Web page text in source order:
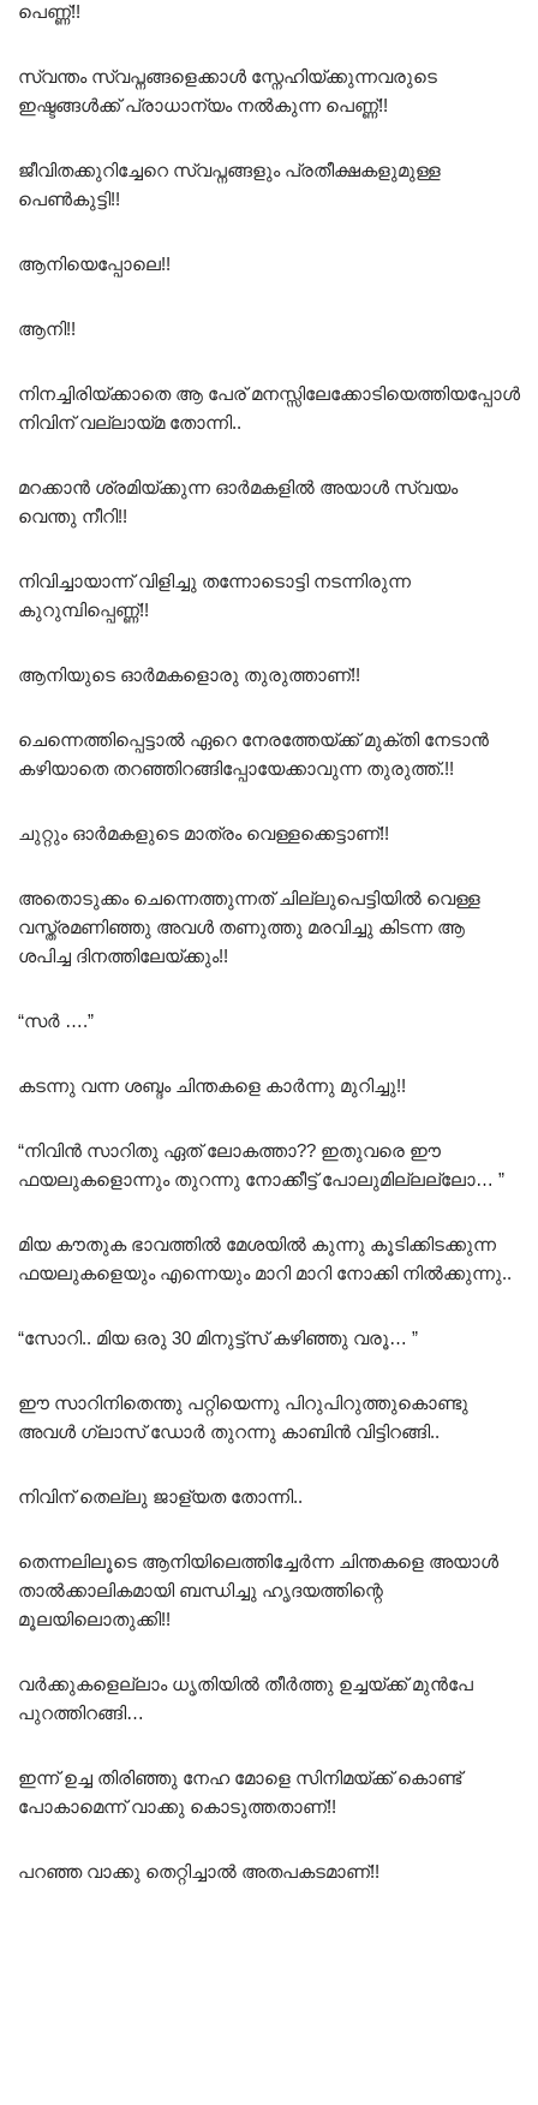
പെണ്ണ്!!
സ്വന്തം സ്വപ്നങ്ങളെക്കാൾ സ്നേഹിയ്ക്കുന്നവരുടെ
ഇഷ്ടങ്ങൾക്ക് പ്രാധാന്യം നൽകുന്ന പെണ്ണ്!!
ജീവിതക്കുറിച്ചേറെ സ്വപ്നങ്ങളും പ്രതീക്ഷകളുമുള്ള
പെൺകുട്ടി!!
ആനിയെപ്പോലെ!!
ആനി!!
നിനച്ചിരിയ്ക്കാതെ ആ പേര് മനസ്സിലേക്കോടിയെത്തിയപ്പോൾ
നിവിന് വല്ലായ്‌മ തോന്നി..
മറക്കാൻ ശ്രമിയ്ക്കുന്ന ഓർമകളിൽ അയാൾ സ്വയം
വെന്തു നീറി!!
നിവിച്ചായാന്ന് വിളിച്ചു തന്നോടൊട്ടി നടന്നിരുന്ന
കുറുമ്പിപ്പെണ്ണ്‌!!
ആനിയുടെ ഓർമകളൊരു തുരുത്താണ്!!
ചെന്നെത്തിപ്പെട്ടാൽ ഏറെ നേരത്തേയ്ക്ക് മുക്തി നേടാൻ
കഴിയാതെ തറഞ്ഞിറങ്ങിപ്പോയേക്കാവുന്ന തുരുത്ത്.!!
ചുറ്റും ഓർമകളുടെ മാത്രം വെള്ളക്കെട്ടാണ്!!
അതൊടുക്കം ചെന്നെത്തുന്നത് ചില്ലുപെട്ടിയിൽ വെള്ള
വസ്ത്രമണിഞ്ഞു അവൾ തണുത്തു മരവിച്ചു കിടന്ന ആ
ശപിച്ച ദിനത്തിലേയ്ക്കും!!
“സർ ….”
കടന്നു വന്ന ശബ്ദം ചിന്തകളെ കാർന്നു മുറിച്ചു!!
“നിവിൻ സാറിതു ഏത് ലോകത്താ?? ഇതുവരെ ഈ
ഫയലുകളൊന്നും തുറന്നു നോക്കീട്ട് പോലുമില്ലല്ലോ… ”
മിയ കൗതുക ഭാവത്തിൽ മേശയിൽ കുന്നു കൂടിക്കിടക്കുന്ന
ഫയലുകളെയും എന്നെയും മാറി മാറി നോക്കി നിൽക്കുന്നു..
“സോറി.. മിയ ഒരു 30 മിനുട്ട്സ് കഴിഞ്ഞു വരൂ… ”
ഈ സാറിനിതെന്തു പറ്റിയെന്നു പിറുപിറുത്തുകൊണ്ടു
അവൾ ഗ്ലാസ് ഡോർ തുറന്നു കാബിൻ വിട്ടിറങ്ങി..
നിവിന് തെല്ലു ജാള്യത തോന്നി..
തെന്നലിലൂടെ ആനിയിലെത്തിച്ചേർന്ന ചിന്തകളെ അയാൾ
താൽക്കാലികമായി ബന്ധിച്ചു ഹൃദയത്തിന്റെ
മൂലയിലൊതുക്കി!!
വർക്കുകളെല്ലാം ധൃതിയിൽ തീർത്തു ഉച്ചയ്ക്ക് മുൻപേ
പുറത്തിറങ്ങി…
ഇന്ന് ഉച്ച തിരിഞ്ഞു നേഹ മോളെ സിനിമയ്ക്ക് കൊണ്ട്
പോകാമെന്ന് വാക്കു കൊടുത്തതാണ്!!
പറഞ്ഞ വാക്കു തെറ്റിച്ചാൽ അതപകടമാണ്!!